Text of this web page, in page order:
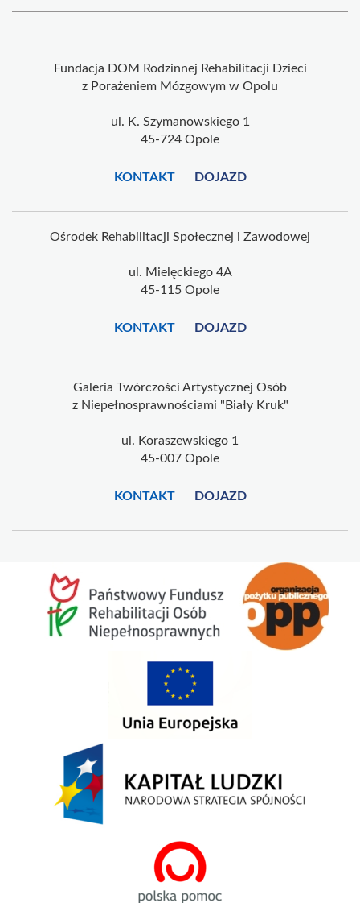
Fundacja DOM Rodzinnej Rehabilitacji Dzieci
z Porażeniem Mózgowym w Opolu
ul. K. Szymanowskiego 1
45-724 Opole
KONTAKT DOJAZD
Ośrodek Rehabilitacji Społecznej i Zawodowej
ul. Mielęckiego 4A
45-115 Opole
KONTAKT DOJAZD
Galeria Twórczości Artystycznej Osób
z Niepełnosprawnościami "Biały Kruk"
ul. Koraszewskiego 1
45-007 Opole
KONTAKT DOJAZD